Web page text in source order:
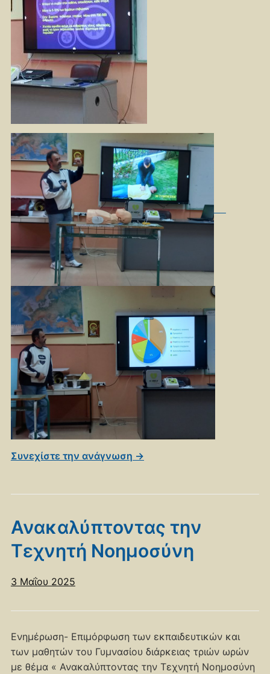
Συνεχίστε την ανάγνωση →
Ανακαλύπτοντας την
Τεχνητή Νοημοσύνη
3 Μαΐου 2025
Ενημέρωση- Επιμόρφωση των εκπαιδευτικών και
των μαθητών του Γυμνασίου διάρκειας τριών ωρών
με θέμα « Ανακαλύπτοντας την Τεχνητή Νοημοσύνη